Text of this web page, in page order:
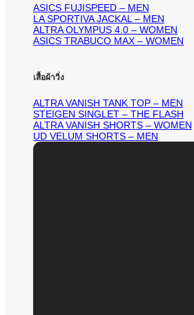
ASICS FUJISPEED – MEN
LA SPORTIVA JACKAL – MEN
ALTRA OLYMPUS 4.0 – WOMEN
ASICS TRABUCO MAX – WOMEN
เสื้อผ้าวิ่ง
ALTRA VANISH TANK TOP – MEN
STEIGEN SINGLET – THE FLASH
ALTRA VANISH SHORTS – WOMEN
UD VELUM SHORTS – MEN